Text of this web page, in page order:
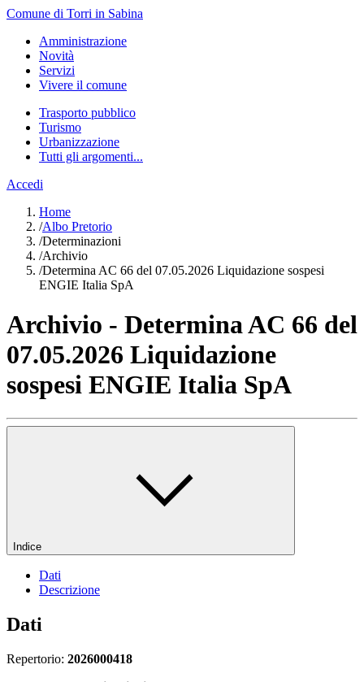
Comune di Torri in Sabina
Amministrazione
Novità
Servizi
Vivere il comune
Trasporto pubblico
Turismo
Urbanizzazione
Tutti gli argomenti...
Accedi
Home
/Albo Pretorio
/Determinazioni
/Archivio
/Determina AC 66 del 07.05.2026 Liquidazione sospesi
ENGIE Italia SpA
Archivio - Determina AC 66 del
07.05.2026 Liquidazione
sospesi ENGIE Italia SpA
Indice
Dati
Descrizione
Dati
Repertorio: 2026000418